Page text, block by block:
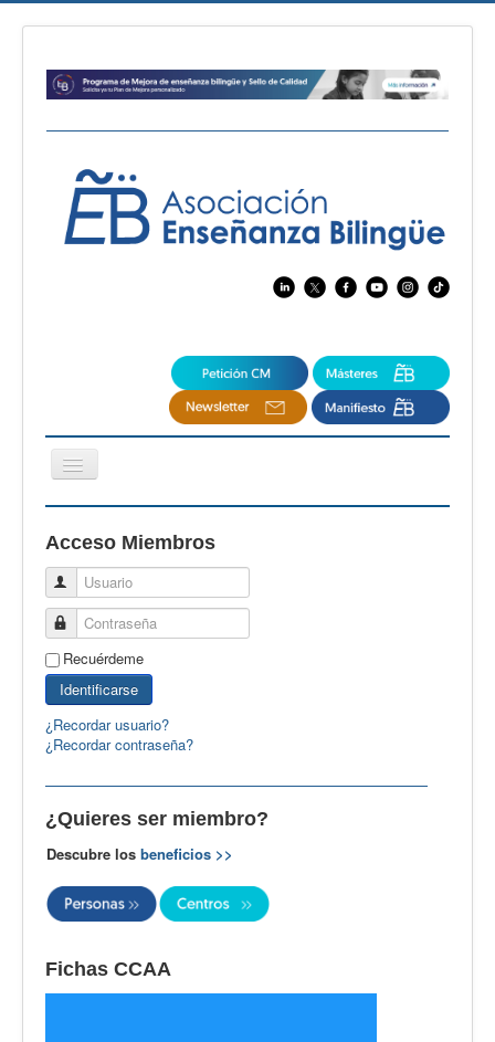
Cambiar
navegación
CertAcleB
Profesores Visitantes
Calidad
Artículos
Recursos
Observatorio EB
CIEB
Contacto
Acceso Miembros
Usuario
Contraseña
Recuérdeme
Identificarse
¿Recordar usuario?
¿Recordar contraseña?
¿Quieres ser miembro?
Descubre los beneficios >>
Fichas CCAA